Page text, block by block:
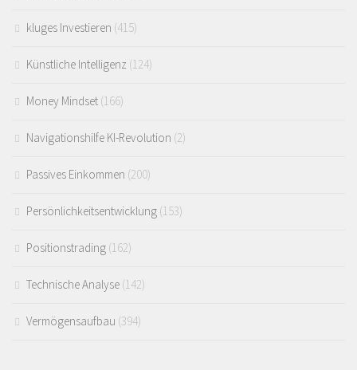
kluges Investieren (415)
Künstliche Intelligenz (124)
Money Mindset (166)
Navigationshilfe KI-Revolution (2)
Passives Einkommen (200)
Persönlichkeitsentwicklung (153)
Positionstrading (162)
Technische Analyse (142)
Vermögensaufbau (394)